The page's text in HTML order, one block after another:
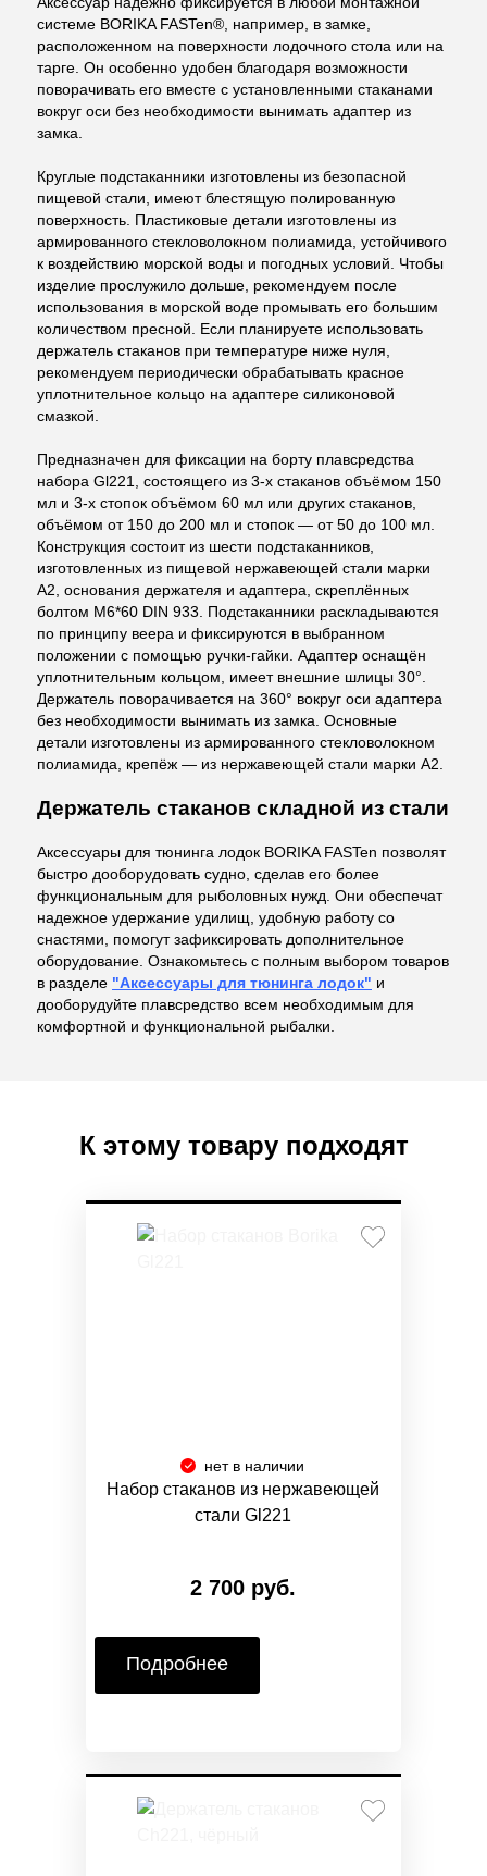
системе BORIKA FASTen®, например, в замке,
расположенном на поверхности лодочного стола или на
тарге. Он особенно удобен благодаря возможности
поворачивать его вместе с установленными стаканами
вокруг оси без необходимости вынимать адаптер из
замка.
Круглые подстаканники изготовлены из безопасной
пищевой стали, имеют блестящую полированную
поверхность. Пластиковые детали изготовлены из
армированного стекловолокном полиамида, устойчивого
к воздействию морской воды и погодных условий. Чтобы
изделие прослужило дольше, рекомендуем после
использования в морской воде промывать его большим
количеством пресной. Если планируете использовать
держатель стаканов при температуре ниже нуля,
рекомендуем периодически обрабатывать красное
уплотнительное кольцо на адаптере силиконовой
смазкой.
Предназначен для фиксации на борту плавсредства
набора Gl221, состоящего из 3-х стаканов объёмом 150
мл и 3-х стопок объёмом 60 мл или других стаканов,
объёмом от 150 до 200 мл и стопок — от 50 до 100 мл.
Конструкция состоит из шести подстаканников,
изготовленных из пищевой нержавеющей стали марки
А2, основания держателя и адаптера, скреплённых
болтом М6*60 DIN 933. Подстаканники раскладываются
по принципу веера и фиксируются в выбранном
положении с помощью ручки-гайки. Адаптер оснащён
уплотнительным кольцом, имеет внешние шлицы 30°.
Держатель поворачивается на 360° вокруг оси адаптера
без необходимости вынимать из замка. Основные
детали изготовлены из армированного стекловолокном
полиамида, крепёж — из нержавеющей стали марки А2.
Держатель стаканов складной из стали
Аксессуары для тюнинга лодок BORIKA FASTen позволят
быстро дооборудовать судно, сделав его более
функциональным для рыболовных нужд. Они обеспечат
надежное удержание удилищ, удобную работу со
снастями, помогут зафиксировать дополнительное
оборудование. Ознакомьтесь с полным выбором товаров
в разделе "Аксессуары для тюнинга лодок" и
дооборудуйте плавсредство всем необходимым для
комфортной и функциональной рыбалки.
К этому товару подходят
нет в наличии
Набор стаканов из нержавеющей
стали Gl221
2 700 руб.
Подробнее